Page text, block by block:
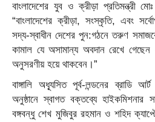
বাংলাদেশের যুব ও ক্রীড়া প্রতিমন্ত্রী
“বাংলাদেশেরক্রীড়া, সংস্কৃতি, এবং
সদ্য-স্বাধীন দেশের পুন:গঠনে তরুণ
কামাল যে অসামান্য অবদান রেখে
অনুসরণীয় হয়ে থাকবেন।”
বাঙ্গালি অধ্যূসিত পূর্ব-লন্ডনের ব্রাডি আর্ট
অনুষ্ঠানে স্বাগত বক্তব্যেহাইকমিশনার
বঙ্গবন্ধু শেখ মুজিবুর রহমান ও শহিদ